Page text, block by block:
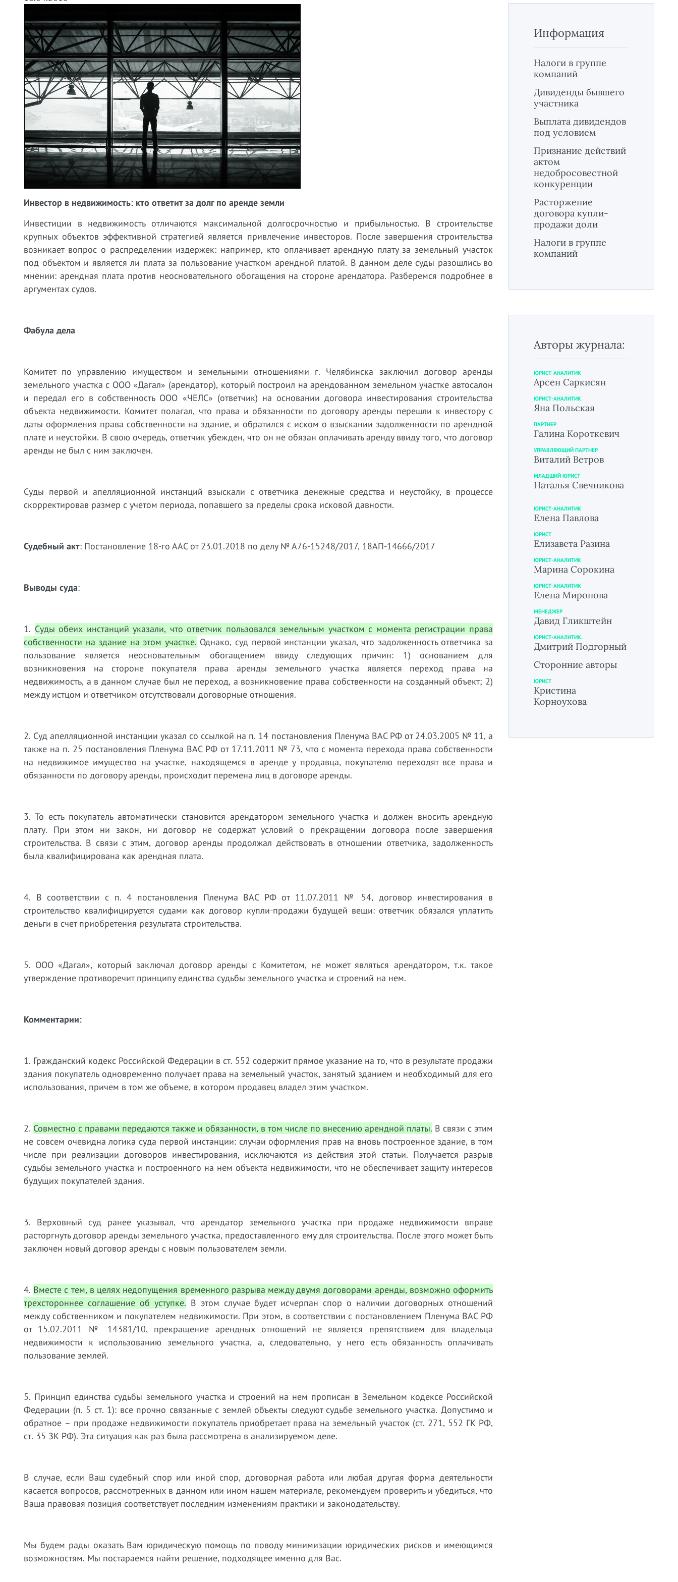
Инвестор в недвижимость: кто ответит за долг по аренде земли
Инвестиции в недвижимость отличаются максимальной долгосрочностью и прибыльностью. В строительстве
крупных объектов эффективной стратегией является привлечение инвесторов. После завершения строительства
возникает вопрос о распределении издержек: например, кто оплачивает арендную плату за земельный участок
под объектом и является ли плата за пользование участком арендной платой. В данном деле суды разошлись во
мнении: арендная плата против неосновательного обогащения на стороне арендатора. Разберемся подробнее в
аргументах судов.
Фабула дела
Комитет по управлению имуществом и земельными отношениями г. Челябинска заключил договор аренды
земельного участка с ООО «Дагал» (арендатор), который построил на арендованном земельном участке автосалон
и передал его в собственность ООО «ЧЕЛС» (ответчик) на основании договора инвестирования строительства
объекта недвижимости. Комитет полагал, что права и обязанности по договору аренды перешли к инвестору с
даты оформления права собственности на здание, и обратился с иском о взыскании задолженности по арендной
плате и неустойки. В свою очередь, ответчик убежден, что он не обязан оплачивать аренду ввиду того, что договор
аренды не был с ним заключен.
Суды первой и апелляционной инстанций взыскали с ответчика денежные средства и неустойку, в процессе
скорректировав размер с учетом периода, попавшего за пределы срока исковой давности.
Судебный акт: Постановление 18-го ААС от 23.01.2018 по делу № А76-15248/2017, 18АП-14666/2017
Выводы суда:
1. Суды обеих инстанций указали, что ответчик пользовался земельным участком с момента регистрации права
собственности на здание на этом участке. Однако, суд первой инстанции указал, что задолженность ответчика за
пользование является неосновательным обогащением ввиду следующих причин: 1) основанием для
возникновения на стороне покупателя права аренды земельного участка является переход права на
недвижимость, а в данном случае был не переход, а возникновение права собственности на созданный объект; 2)
между истцом и ответчиком отсутствовали договорные отношения.
2. Суд апелляционной инстанции указал со ссылкой на п. 14 постановления Пленума ВАС РФ от 24.03.2005 № 11, а
также на п. 25 постановления Пленума ВАС РФ от 17.11.2011 № 73, что с момента перехода права собственности
на недвижимое имущество на участке, находящемся в аренде у продавца, покупателю переходят все права и
обязанности по договору аренды, происходит перемена лиц в договоре аренды.
3. То есть покупатель автоматически становится арендатором земельного участка и должен вносить арендную
плату. При этом ни закон, ни договор не содержат условий о прекращении договора после завершения
строительства. В связи с этим, договор аренды продолжал действовать в отношении ответчика, задолженность
была квалифицирована как арендная плата.
4. В соответствии с п. 4 постановления Пленума ВАС РФ от 11.07.2011 № 54, договор инвестирования в
строительство квалифицируется судами как договор купли-продажи будущей вещи: ответчик обязался уплатить
деньги в счет приобретения результата строительства.
5. ООО «Дагал», который заключал договор аренды с Комитетом, не может являться арендатором, т.к. такое
утверждение противоречит принципу единства судьбы земельного участка и строений на нем.
Комментарии:
1. Гражданский кодекс Российской Федерации в ст. 552 содержит прямое указание на то, что в результате продажи
здания покупатель одновременно получает права на земельный участок, занятый зданием и необходимый для его
использования, причем в том же объеме, в котором продавец владел этим участком.
2. Совместно с правами передаются также и обязанности, в том числе по внесению арендной платы. В связи с этим
не совсем очевидна логика суда первой инстанции: случаи оформления прав на вновь построенное здание, в том
числе при реализации договоров инвестирования, исключаются из действия этой статьи. Получается разрыв
судьбы земельного участка и построенного на нем объекта недвижимости, что не обеспечивает защиту интересов
будущих покупателей здания.
3. Верховный суд ранее указывал, что арендатор земельного участка при продаже недвижимости вправе
расторгнуть договор аренды земельного участка, предоставленного ему для строительства. После этого может быть
заключен новый договор аренды с новым пользователем земли.
4. Вместе с тем, в целях недопущения временного разрыва между двумя договорами аренды, возможно оформить
трехстороннее соглашение об уступке. В этом случае будет исчерпан спор о наличии договорных отношений
между собственником и покупателем недвижимости. При этом, в соответствии с постановлением Пленума ВАС РФ
от 15.02.2011 № 14381/10, прекращение арендных отношений не является препятствием для владельца
недвижимости к использованию земельного участка, а, следовательно, у него есть обязанность оплачивать
пользование землей.
5. Принцип единства судьбы земельного участка и строений на нем прописан в Земельном кодексе Российской
Федерации (п. 5 ст. 1): все прочно связанные с землей объекты следуют судьбе земельного участка. Допустимо и
обратное – при продаже недвижимости покупатель приобретает права на земельный участок (ст. 271, 552 ГК РФ,
ст. 35 ЗК РФ). Эта ситуация как раз была рассмотрена в анализируемом деле.
В случае, если Ваш судебный спор или иной спор, договорная работа или любая другая форма деятельности
касается вопросов, рассмотренных в данном или ином нашем материале, рекомендуем проверить и убедиться, что
Ваша правовая позиция соответствует последним изменениям практики и законодательству.
Мы будем рады оказать Вам юридическую помощь по поводу минимизации юридических рисков и имеющимся
возможностям. Мы постараемся найти решение, подходящее именно для Вас.
Информация
Налоги в группе
компаний
Дивиденды бывшего
участника
Выплата дивидендов
под условием
Признание действий
актом
недобросовестной
конкуренции
Расторжение
договора купли-
продажи доли
Налоги в группе
компаний
Авторы журнала:
ЮРИСТ-АНАЛИТИК
Арсен Саркисян
ЮРИСТ-АНАЛИТИК
Яна Польская
ПАРТНЕР
Галина Короткевич
УПРАВЛЯЮЩИЙ ПАРТНЕР
Виталий Ветров
МЛАДШИЙ ЮРИСТ
Наталья Свечникова
ЮРИСТ-АНАЛИТИК
Елена Павлова
ЮРИСТ
Елизавета Разина
ЮРИСТ-АНАЛИТИК
Марина Сорокина
ЮРИСТ-АНАЛИТИК
Елена Миронова
МЕНЕДЖЕР
Давид Гликштейн
ЮРИСТ-АНАЛИТИК.
Дмитрий Подгорный
Сторонние авторы
ЮРИСТ
Кристина
Корноухова